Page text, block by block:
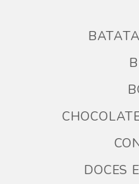
DOCES